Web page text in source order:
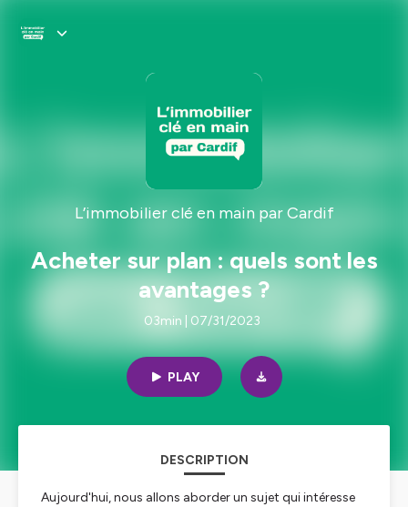
L’immobilier clé en main par Cardif
Acheter sur plan : quels sont les
avantages ?
03min | 07/31/2023
PLAY
DESCRIPTION
Aujourd'hui, nous allons aborder un sujet qui intéresse